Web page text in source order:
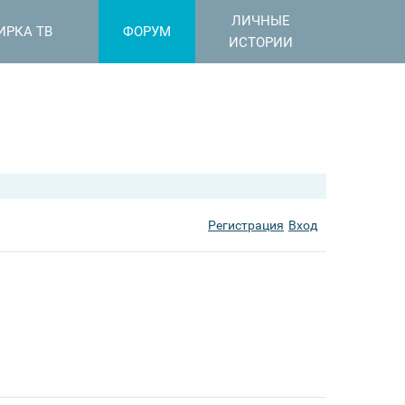
ТВ ФОРУМ
ЛИЧНЫЕ
ИСТОРИИ
Регистрация Вход